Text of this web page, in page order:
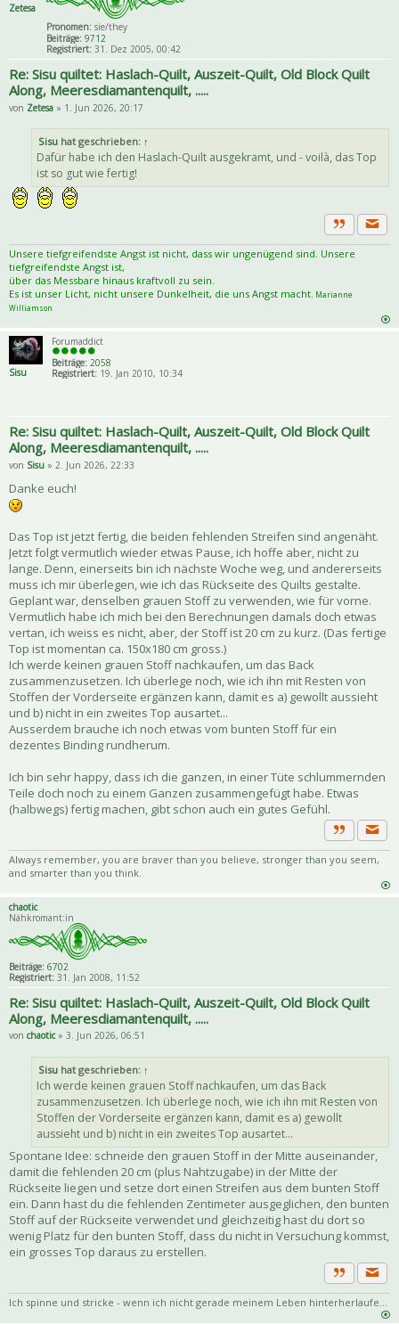
Zetesa
Pronomen: sie/they
Beiträge: 9712
Registriert: 31. Dez 2005, 00:42
Re: Sisu quiltet: Haslach-Quilt, Auszeit-Quilt, Old Block Quilt
Along, Meeresdiamantenquilt, .....
von Zetesa » 1. Jun 2026, 20:17
Sisu hat geschrieben: ↑
Dafür habe ich den Haslach-Quilt ausgekramt, und - voilà, das Top
ist so gut wie fertig!
Zitat
Unsere tiefgreifendste Angst ist nicht, dass wir ungenügend sind. Unsere
tiefgreifendste Angst ist,
über das Messbare hinaus kraftvoll zu sein.
Es ist unser Licht, nicht unsere Dunkelheit, die uns Angst macht. Marianne
Williamson
Sisu
Forumaddict
Beiträge: 2058
Registriert:19. Jan 2010, 10:34
Re: Sisu quiltet: Haslach-Quilt, Auszeit-Quilt, Old Block Quilt
Along, Meeresdiamantenquilt, .....
von Sisu » 2. Jun 2026, 22:33
Danke euch!
Das Top ist jetzt fertig, die beiden fehlenden Streifen sind angenäht.
Jetzt folgt vermutlich wieder etwas Pause, ich hoffe aber, nicht zu
lange. Denn, einerseits bin ich nächste Woche weg, und andererseits
muss ich mir überlegen, wie ich das Rückseite des Quilts gestalte.
Geplant war, denselben grauen Stoff zu verwenden, wie für vorne.
Vermutlich habe ich mich bei den Berechnungen damals doch etwas
vertan, ich weiss es nicht, aber, der Stoff ist 20 cm zu kurz. (Das fertige
Top ist momentan ca. 150x180 cm gross.)
Ich werde keinen grauen Stoff nachkaufen, um das Back
zusammenzusetzen. Ich überlege noch, wie ich ihn mit Resten von
Stoffen der Vorderseite ergänzen kann, damit es a) gewollt aussieht
und b) nicht in ein zweites Top ausartet...
Ausserdem brauche ich noch etwas vom bunten Stoff für ein
dezentes Binding rundherum.
Ich bin sehr happy, dass ich die ganzen, in einer Tüte schlummernden
Teile doch noch zu einem Ganzen zusammengefügt habe. Etwas
(halbwegs) fertig machen, gibt schon auch ein gutes Gefühl.
Zitat
Always remember, you are braver than you believe, stronger than you seem,
and smarter than you think.
chaotic
Nähkromant:in
Beiträge: 6702
Registriert: 31. Jan 2008, 11:52
Re: Sisu quiltet: Haslach-Quilt, Auszeit-Quilt, Old Block Quilt
Along, Meeresdiamantenquilt, .....
von chaotic» 3. Jun 2026, 06:51
Sisu hat geschrieben: ↑
Ich werde keinen grauen Stoff nachkaufen, um das Back
zusammenzusetzen. Ich überlege noch, wie ich ihn mit Resten von
Stoffen der Vorderseite ergänzen kann, damit es a) gewollt
aussieht und b) nicht in ein zweites Top ausartet...
Spontane Idee: schneide den grauen Stoff in der Mitte auseinander,
damit die fehlenden 20 cm (plus Nahtzugabe) in der Mitte der
Rückseite liegen und setze dort einen Streifen aus dem bunten Stoff
ein. Dann hast du die fehlenden Zentimeter ausgeglichen, den bunten
Stoff auf der Rückseite verwendet und gleichzeitig hast du dort so
wenig Platz für den bunten Stoff, dass du nicht in Versuchung kommst,
ein grosses Top daraus zu erstellen.
Zitat
Ich spinne und stricke - wenn ich nicht gerade meinem Leben hinterherlaufe...